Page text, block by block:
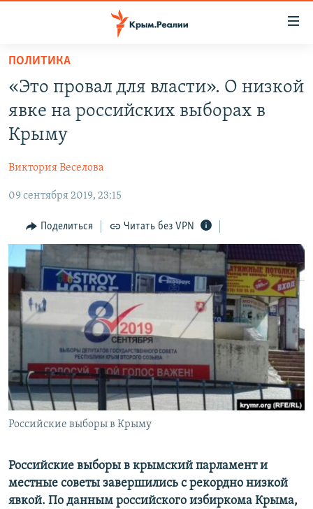
Вернуться
основному
содержанию
Вернутся
главной
навигации
Вернутся
поиску
СПЕЦПРОЕКТЫ
11 ЛЕТ ОККУПАЦИИ КРЫМА. 11 ИСТОРИЙ СОПРОТИВЛЕНИЯ
ВОДА
ЕЩЕ
ИНТЕРАКТИВ
ИНФОГРАФИКА
ТЕЛЕПРОЕКТ КРЫМ.РЕАЛИИ
СОВЕТЫ ПРАВОЗАЩИТНИКОВ
ПРОПАВШИЕ БЕЗ ВЕСТИ
ПОБЕДИТЕЛЕЙ НЕ СУДЯТ?
КРЫМ.НЕПОКОРЕННЫЙ
ELIFBE
УКРАИНСКАЯ ПРОБЛЕМА КРЫМА
РАДІО СВОБОДА
КАК ОБОЙТИ БЛОКИРОВКУ
Українською
Qırımtatar
ПРИСОЕДИНЯЙТЕСЬ!
Все сайты RFE/RL
ПОЛИТИКА
«Это провал для власти». О низкой
явке на российских выборах в
Крыму
Виктория Веселова
09 сентября 2019, 23:15
Поделиться Читать без VPN
Российские выборы в Крыму
Российские выборы в крымский парламент и
местные советы завершились с рекордно низкой
явкой. По данным российского избиркома Крыма,